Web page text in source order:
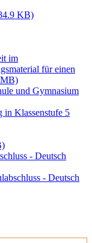
KB)
im
für einen
und Gymnasium
in Klassenstufe 5
- Deutsch
- Deutsch